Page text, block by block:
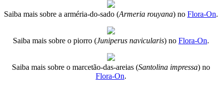
Saiba mais sobre a arméria-do-sado (Armeria rouyana) no Flora-On.
Saiba mais sobre o piorro (Juniperus navicularis) no Flora-On.
Saiba mais sobre o marcetão-das-areias (Santolina impressa) no
Flora-On.